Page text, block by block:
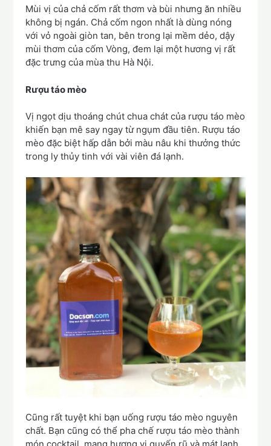
Mùi vị của chả cốm rất thơm và bùi nhưng ăn nhiều
không bị ngán. Chả cốm ngon nhất là dùng nóng
với vỏ ngoài giòn tan, bên trong lại mềm dẻo, dậy
mùi thơm của cốm Vòng, đem lại một hương vị rất
đặc trưng của mùa thu Hà Nội.
Rượu táo mèo
Vị ngọt dịu thoáng chút chua chát của rượu táo mèo
khiến bạn mê say ngay từ ngụm đầu tiên. Rượu táo
mèo đặc biệt hấp dẫn bởi màu nâu khi thưởng thức
trong ly thủy tinh với vài viên đá lạnh.
Cũng rất tuyệt khi bạn uống rượu táo mèo nguyên
chất. Bạn cũng có thể pha chế rượu táo mèo thành